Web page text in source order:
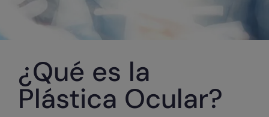
¿Qué es la
Plástica Ocular?